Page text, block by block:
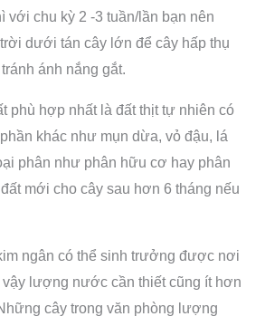
với chu kỳ 2 -3 tuần/lần bạn nên
dưới tán cây lớn để cây hấp thụ
ánh nắng gắt.
phù hợp nhất là đất thịt tự nhiên có
khác như mụn dừa, vỏ đậu, lá
phân như phân hữu cơ hay phân
mới cho cây sau hơn 6 tháng nếu
ngân có thể sinh trưởng được nơi
vậy lượng nước cần thiết cũng ít hơn
cây trong văn phòng lượng